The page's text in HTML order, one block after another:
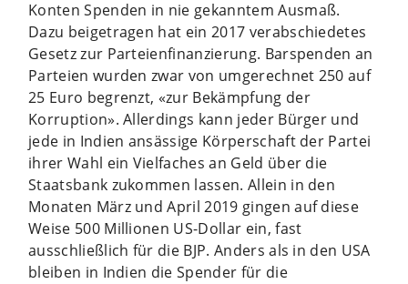
Konten Spenden in nie gekanntem Ausmaß.
Dazu beigetragen hat ein 2017 verabschiedetes
Gesetz zur Parteienfinanzierung. Barspenden an
Parteien wurden zwar von umgerechnet 250 auf
25 Euro begrenzt, «zur Bekämpfung der
Korruption». Allerdings kann jeder Bürger und
jede in Indien ansässige Körperschaft der Partei
ihrer Wahl ein Vielfaches an Geld über die
Staatsbank zukommen lassen. Allein in den
Monaten März und April 2019 gingen auf diese
Weise 500 Millionen US-Dollar ein, fast
ausschließlich für die BJP. Anders als in den USA
bleiben in Indien die Spender für die